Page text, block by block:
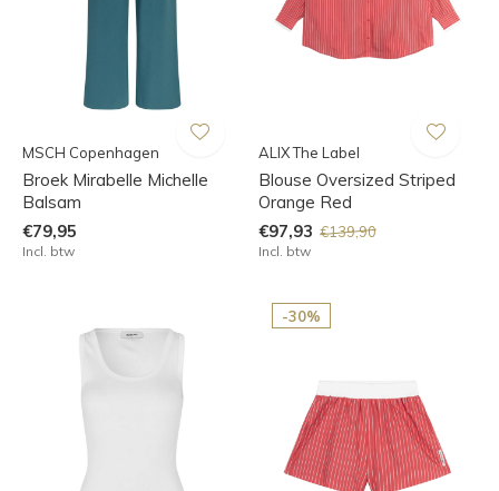
MSCH Copenhagen
Broek Mirabelle Michelle
Balsam
€79,95
Incl. btw
ALIX The Label
Blouse Oversized Striped
Orange Red
€97,93 €139,90
Incl. btw
-30%